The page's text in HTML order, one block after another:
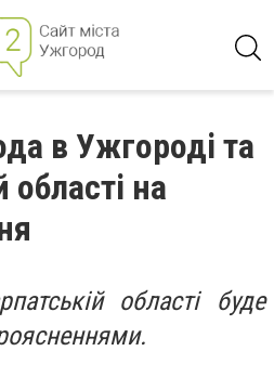
в Ужгороді та
області на
області буде